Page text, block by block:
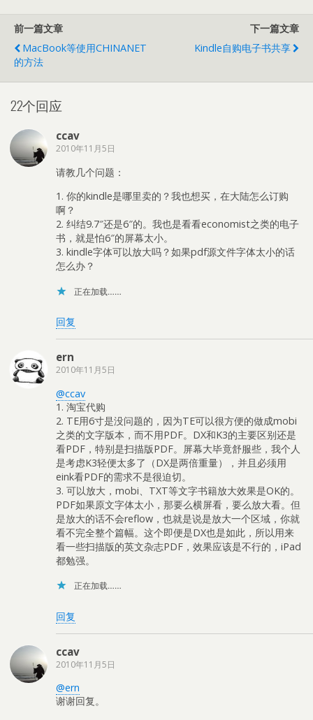
前一篇文章
MacBook等使用CHINANET
的方法
下一篇文章
Kindle自购电子书共享
22个回应
ccav
2010年11月5日
请教几个问题：
1. 你的kindle是哪里卖的？我也想买，在大陆怎么订购
啊？
2. 纠结9.7″还是6″的。我也是看看economist之类的电子
书，就是怕6″的屏幕太小。
3. kindle字体可以放大吗？如果pdf源文件字体太小的话
怎么办？
正在加载……
回复
ern
2010年11月5日
@ccav
1. 淘宝代购
2. TE用6寸是没问题的，因为TE可以很方便的做成mobi
之类的文字版本，而不用PDF。DX和K3的主要区别还是
看PDF，特别是扫描版PDF。屏幕大毕竟舒服些，我个人
是考虑K3轻便太多了（DX是两倍重量），并且必须用
eink看PDF的需求不是很迫切。
3. 可以放大，mobi、TXT等文字书籍放大效果是OK的。
PDF如果原文字体太小，那要么横屏看，要么放大看。但
是放大的话不会reflow，也就是说是放大一个区域，你就
看不完全整个篇幅。这个即便是DX也是如此，所以用来
看一些扫描版的英文杂志PDF，效果应该是不行的，iPad
都勉强。
正在加载……
回复
ccav
2010年11月5日
@ern
谢谢回复。